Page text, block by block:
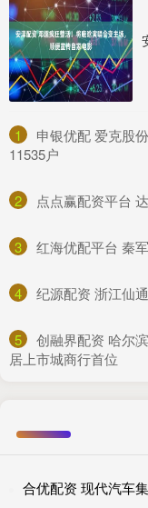
1
申银优配 爱克股
11535户
2 点点赢配资平台
3 红海优配平台 秦
4 纪源配资 浙江仙
5
创融界配资 哈尔
居上市城商行首位
合优配资 现代汽车